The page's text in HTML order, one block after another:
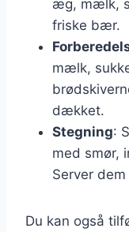
æg, mælk,
friske bær.
mælk,
dækket.
Stegning:
med smør,
Server
Du kan også